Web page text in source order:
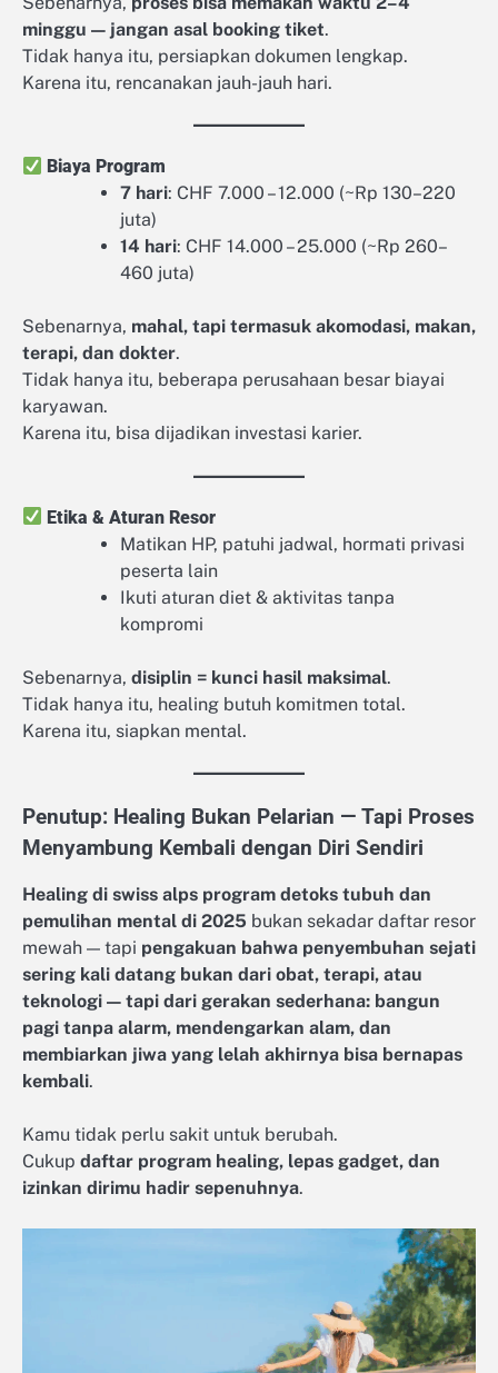
minggu — jangan asal booking tiket.
Tidak hanya itu, persiapkan dokumen lengkap.
Karena itu, rencanakan jauh-jauh hari.
Biaya Program
7 hari: CHF 7.000 – 12.000 (~Rp 130–220
juta)
14 hari: CHF 14.000 – 25.000 (~Rp 260–
460 juta)
Sebenarnya, mahal, tapi termasuk akomodasi, makan,
terapi, dan dokter.
Tidak hanya itu, beberapa perusahaan besar biayai
karyawan.
Karena itu, bisa dijadikan investasi karier.
Etika & Aturan Resor
Matikan HP, patuhi jadwal, hormati privasi
peserta lain
Ikuti aturan diet & aktivitas tanpa
kompromi
Sebenarnya, disiplin = kunci hasil maksimal.
Tidak hanya itu, healing butuh komitmen total.
Karena itu, siapkan mental.
Penutup: Healing Bukan Pelarian — Tapi Proses
Menyambung Kembali dengan Diri Sendiri
Healing di swiss alps program detoks tubuh dan
pemulihan mental di 2025 bukan sekadar daftar resor
mewah — tapi pengakuan bahwa penyembuhan sejati
sering kali datang bukan dari obat, terapi, atau
teknologi — tapi dari gerakan sederhana: bangun
pagi tanpa alarm, mendengarkan alam, dan
membiarkan jiwa yang lelah akhirnya bisa bernapas
kembali.
Kamu tidak perlu sakit untuk berubah.
Cukup daftar program healing, lepas gadget, dan
izinkan dirimu hadir sepenuhnya.